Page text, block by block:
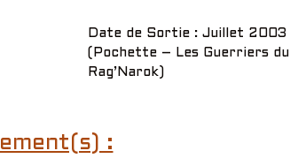
Date de Sortie : Juillet 2003
(Pochette – Les Guerriers du
Rag’Narok)
: